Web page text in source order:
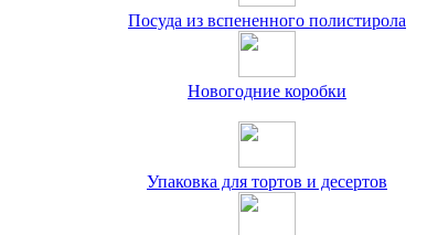
Посуда из вспененного полистирола
Новогодние коробки
Упаковка для тортов и десертов